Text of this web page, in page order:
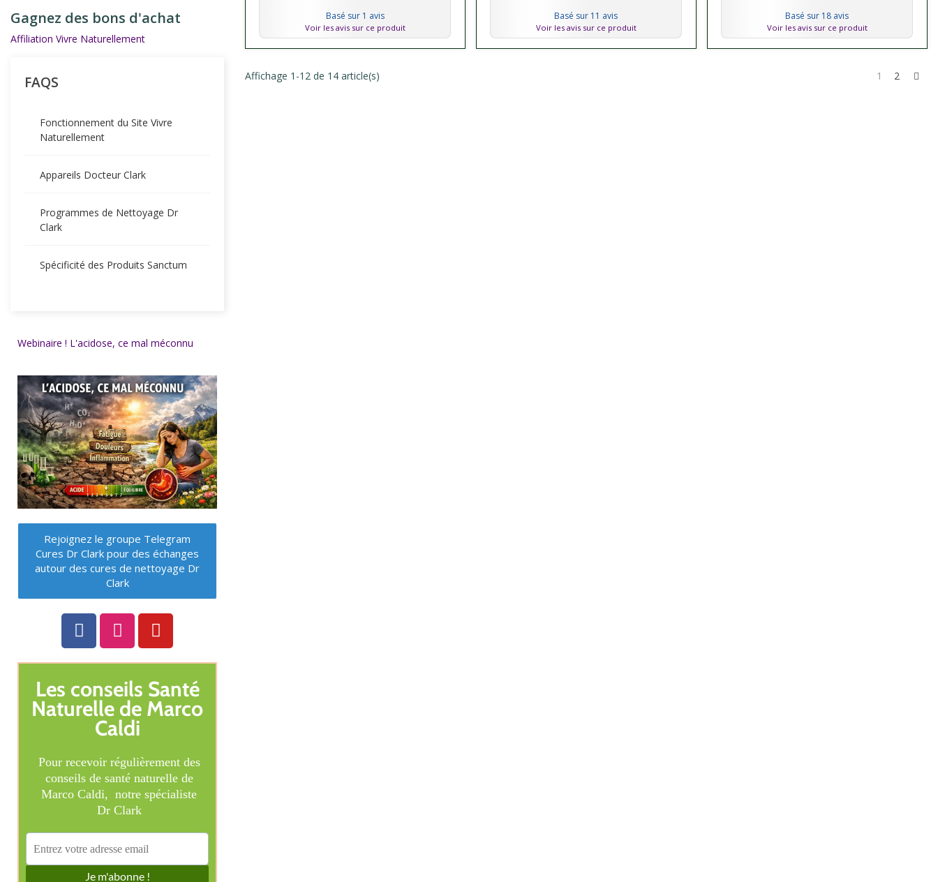
Gagnez des bons d'achat
Affiliation Vivre Naturellement
FAQS
Fonctionnement du Site Vivre
Naturellement
Appareils Docteur Clark
Programmes de Nettoyage Dr
Clark
Spécificité des Produits Sanctum
Webinaire ! L'acidose, ce mal méconnu
Rejoignez le groupe Telegram
Cures Dr Clark pour des échanges
autour des cures de nettoyage Dr
Clark
Basé sur 1 avis
Voir les avis sur ce produit
Basé sur 11 avis
Voir les avis sur ce produit
Basé sur 18 avis
Voir les avis sur ce produit
Affichage 1-12 de 14 article(s) 1 2